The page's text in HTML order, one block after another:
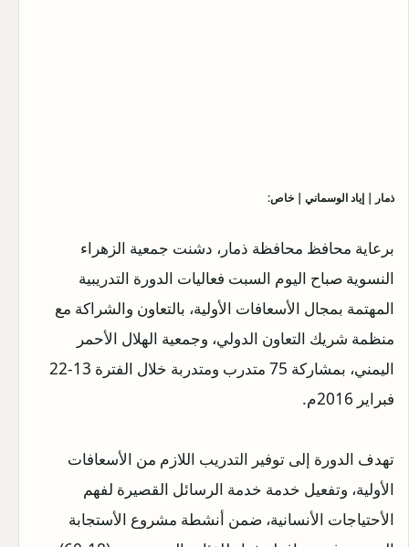
ذمار | إياد الوسماني | خاص:
برعاية محافظ محافظة ذمار، دشنت جمعية الزهراء
النسوية صباح اليوم السبت فعاليات الدورة التدريبية
المهتمة بمجال الأسعافات الأولية، بالتعاون والشراكة مع
منظمة شريك التعاون الدولي، وجمعية الهلال الأحمر
اليمني، بمشاركة 75 متدرب ومتدربة خلال الفترة 13-22
فبراير 2016م.
تهدف الدورة إلى توفير التدريب اللازم من الأسعافات
الأولية، وتفعيل خدمة خدمة الرسائل القصيرة لفهم
الأحتياجات الأنسانية، ضمن أنشطة مشروع الأستجابة